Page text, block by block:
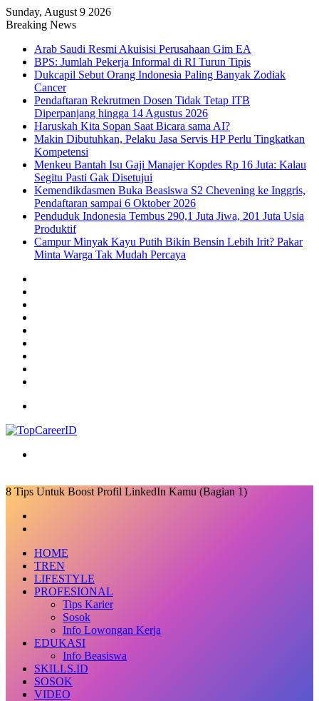
Sunday, August 9 2026
Breaking News
Arab Saudi Resmi Akuisisi Perusahaan Gim EA
BPS: Jumlah Pekerja Informal di RI Turun Tipis
Dukcapil Sebut Orang Indonesia Paling Banyak Zodiak
Cancer
Pendaftaran Rekrutmen Dosen Tidak Tetap ITB
Diperpanjang hingga 14 Agustus 2026
Haruskah Kita Sopan Saat Bicara sama AI?
Makin Dibutuhkan, Pelaku Jasa Servis HP Perlu Tingkatkan
Kompetensi
Menkeu Bantah Isu Gaji Manajer Kopdes Rp 16 Juta: Kalau
Segitu Pasti Gak Disetujui
Kemendikdasmen Buka Beasiswa S2 Chevening ke Inggris,
Pendaftaran sampai 6 Oktober 2026
Penduduk Indonesia Tembus 290,1 Juta Jiwa, 201 Juta Usia
Produktif
Campur Minyak Kayu Putih Bikin Bensin Lebih Irit? Pakar
Minta Warga Tak Mudah Percaya
8 Tips Untuk Boost Profil LinkedIn Kamu (Bagian 1)
Email
HOME
TREN
LIFESTYLE
PROFESIONAL
Tips Karier
Sosok
Info Lowongan Kerja
EDUKASI
Info Beasiswa
SKILLS.ID
SOSOK
VIDEO